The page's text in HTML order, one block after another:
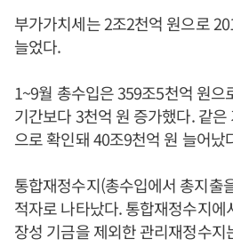
부가가치세는 2조2천억 원으로
늘었다.
1~9월 총수입은 359조5천억 원으
기간보다 3천억 원 증가했다. 같
으로 확인돼 40조9천억 원 늘어났
통합재정수지(총수입에서 총지출
적자로 나타났다. 통합재정수지
장성 기금을 제외한 관리재정수지